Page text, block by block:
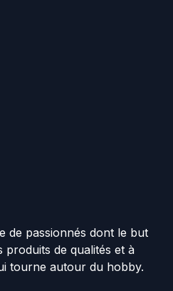
de passionnés dont le but
de qualités et à
tourne autour du hobby.